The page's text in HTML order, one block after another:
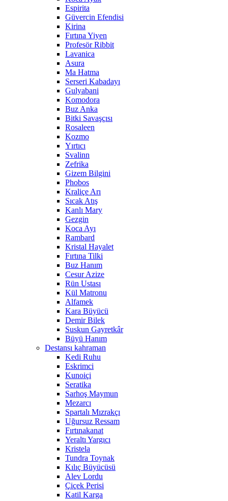
Espirita
Güvercin Efendisi
Kirina
Fırtına Yiyen
Profesör Ribbit
Lavanica
Asura
Ma Hatma
Serseri Kabadayı
Gulyabani
Komodora
Buz Anka
Bitki Savaşçısı
Rosaleen
Kozmo
Yırtıcı
Svalinn
Zefrika
Gizem Bilgini
Phobos
Kraliçe Arı
Sıcak Atış
Kanlı Mary
Gezgin
Koca Ayı
Rambard
Kristal Hayalet
Fırtına Tilki
Buz Hanım
Cesur Azize
Rün Ustası
Kül Matronu
Alfamek
Kara Büyücü
Demir Bilek
Suskun Gayretkâr
Büyü Hanım
Destansı kahraman
Kedi Ruhu
Eskrimci
Kunoiçi
Seratika
Sarhoş Maymun
Mezarcı
Spartalı Mızrakçı
Uğursuz Ressam
Fırtınakanat
Yeraltı Yargıcı
Kristela
Tundra Toynak
Kılıç Büyücüsü
Alev Lordu
Çiçek Perisi
Katil Karga